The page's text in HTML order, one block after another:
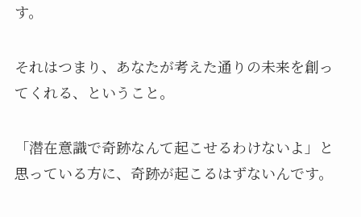
す。
それはつまり、あなたが考えた通りの未来を創っ
てくれる、ということ。
「潜在意識で奇跡なんて起こせるわけないよ」と
思っている方に、奇跡が起こるはずないんです。